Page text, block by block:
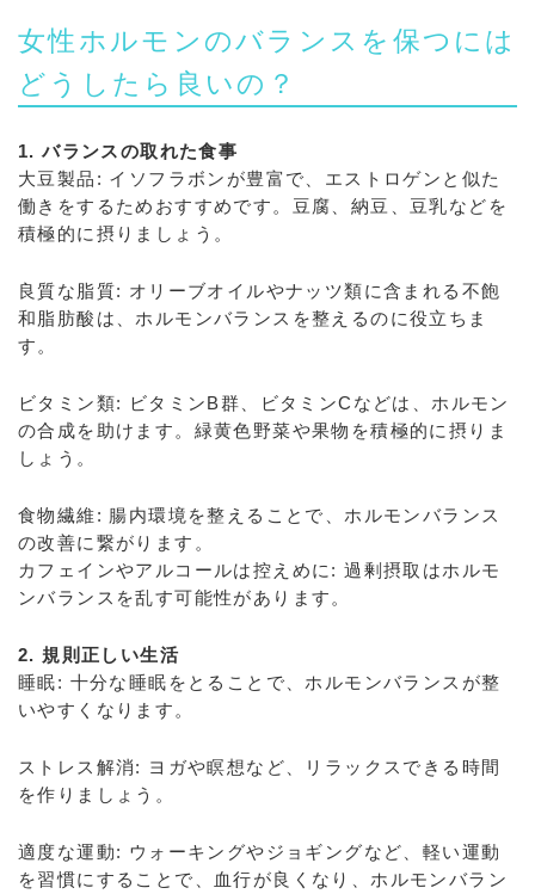
女性ホルモンのバランスを保つには
どうしたら良いの？
1. バランスの取れた食事
大豆製品: イソフラボンが豊富で、エストロゲンと似た
働きをするためおすすめです。豆腐、納豆、豆乳などを
積極的に摂りましょう。
良質な脂質: オリーブオイルやナッツ類に含まれる不飽
和脂肪酸は、ホルモンバランスを整えるのに役立ちま
す。
ビタミン類: ビタミンB群、ビタミンCなどは、ホルモン
の合成を助けます。緑黄色野菜や果物を積極的に摂りま
しょう。
食物繊維: 腸内環境を整えることで、ホルモンバランス
の改善に繋がります。
カフェインやアルコールは控えめに: 過剰摂取はホルモ
ンバランスを乱す可能性があります。
2. 規則正しい生活
睡眠: 十分な睡眠をとることで、ホルモンバランスが整
いやすくなります。
ストレス解消: ヨガや瞑想など、リラックスできる時間
を作りましょう。
適度な運動: ウォーキングやジョギングなど、軽い運動
を習慣にすることで、血行が良くなり、ホルモンバラン